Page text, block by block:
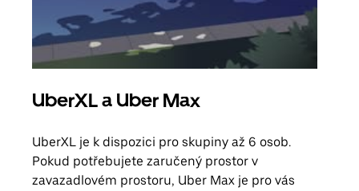
UberXL a Uber Max
UberXL je k dispozici pro skupiny až 6 osob.
Pokud potřebujete zaručený prostor v
zavazadlovém prostoru, Uber Max je pro vás